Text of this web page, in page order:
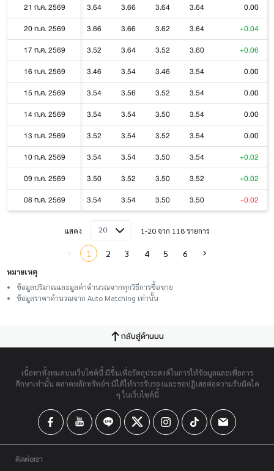
21 ก.ค. 2569
3.64 3.66 3.64 3.64
0.00
20 ก.ค. 2569
3.66 3.66 3.62 3.64
+0.04
17 ก.ค. 2569
3.52 3.64 3.52 3.60
+0.06
16 ก.ค. 2569
3.46 3.54 3.46 3.54
0.00
15 ก.ค. 2569
3.54 3.56 3.52 3.54
0.00
14 ก.ค. 2569
3.54 3.54 3.50 3.54
0.00
13 ก.ค. 2569
3.52 3.54 3.52 3.54
0.00
10 ก.ค. 2569
3.54 3.54 3.50 3.54
+0.02
09 ก.ค. 2569
3.50 3.52 3.50 3.52
+0.02
08 ก.ค. 2569
3.54 3.54 3.50 3.50 -0.02
แสดง 20 1-20 จาก 118 รายการ
1 2 3 4 5 6
หมายเหตุ
ข้อมูลปริมาณและมูลค่าคำนวณจากทุกวิธีการซื้อขาย
ข้อมูลราคาคำนวณจาก Auto Matching เท่านั้น
กลับสู่ด้านบน
เนื้อหาทั้งหมดบนเว็บไซต์นี้ มีขึ้นเพื่อวัตถุประสงค์ในการให้ข้อมูลและเพื่อการ
ศึกษาเท่านั้น ตลาดหลักทรัพย์ฯ มิได้ให้การรับรองและขอปฏิเสธต่อความรับผิดใด
ๆ ในเว็บไซต์นี้
ติดต่อเรา